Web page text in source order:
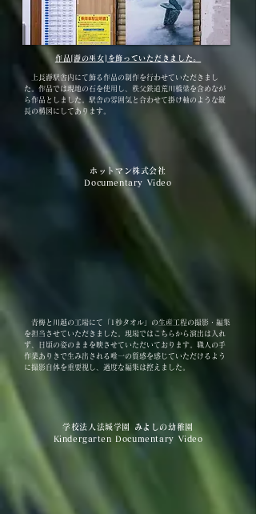
作品[瀞の巫女]を​飾っていただきました。
上長瀞駅舎内にて飾る作品の制作を行わせていただきまし
た。作品では現地の石を使用し、秩父鉄道荒川橋梁を含めなが
ら作品としました。駅舎の雰囲気と合わせて掛け軸のような縦
長の構図にしてあります。
ホットマン株式会社
Documentary Video
青梅と川越の工場にて「1秒タオル」の生産工程の撮影・編集
を担当させていただきました。現場ではこちらから演出は入れ
ず、日頃の姿のままを映させていただいております。職人の手
作業ありきで生み出される唯一の質感を感じていただけるよう
に撮影自体を重要視し、過度な編集は控えました。
学校法人法城学園 みよしの幼稚園
Kindergarten Documentary Video